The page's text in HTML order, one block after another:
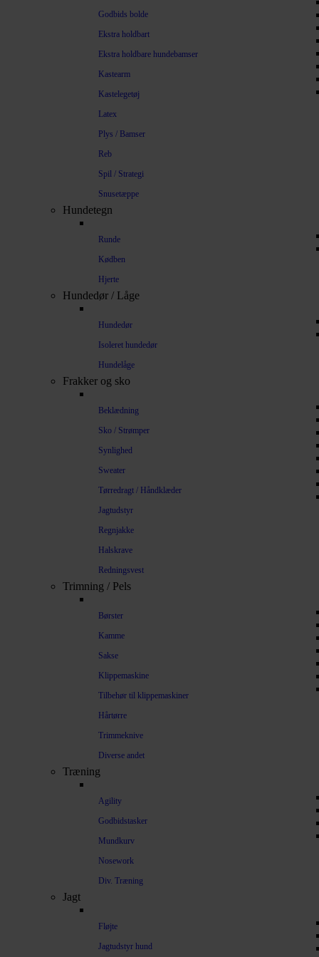
Godbids bolde
Ekstra holdbart
Ekstra holdbare hundebamser
Kastearm
Kastelegetøj
Latex
Plys / Bamser
Reb
Spil / Strategi
Snusetæppe
Hundetegn
Runde
Kødben
Hjerte
Hundedør / Låge
Hundedør
Isoleret hundedør
Hundelåge
Frakker og sko
Beklædning
Sko / Strømper
Synlighed
Sweater
Tørredragt / Håndklæder
Jagtudstyr
Regnjakke
Halskrave
Redningsvest
Trimning / Pels
Børster
Kamme
Sakse
Klippemaskine
Tilbehør til klippemaskiner
Hårtørre
Trimmeknive
Diverse andet
Træning
Agility
Godbidstasker
Mundkurv
Nosework
Div. Træning
Jagt
Fløjte
Jagtudstyr hund